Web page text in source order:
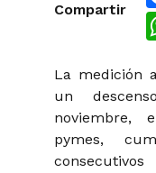
Compartir
La medición
un
noviembre,
pymes,